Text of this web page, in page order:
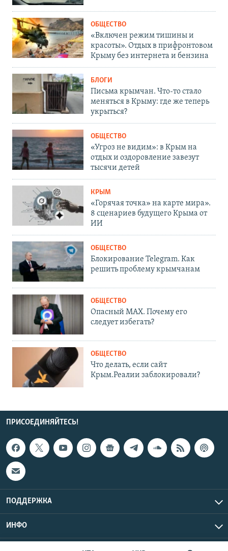
ОБЩЕСТВО
«Включен режим тишины и
красоты». Отдых в прифронтовом
Крыму без интернета и бензина
БЛОГИ
Письма крымчан. Что-то стало
меняться в Крыму: где же теперь
укрыться?
ОБЩЕСТВО
«Угроз не видим»: в Крым на
отдых и оздоровление завезут
тысячи детей
КРЫМ
«Горячая точка» на карте мира».
8 сценариев будущего Крыма от
ИИ
ОБЩЕСТВО
Блокирование Telegram. Как
решить проблему крымчанам
ОБЩЕСТВО
Опасный MAX. Почему его
следует избегать?
ОБЩЕСТВО
Что делать, если сайт
Крым.Реалии заблокировали?
ПРИСОЕДИНЯЙТЕСЬ!
ПОДДЕРЖКА
ИНФО